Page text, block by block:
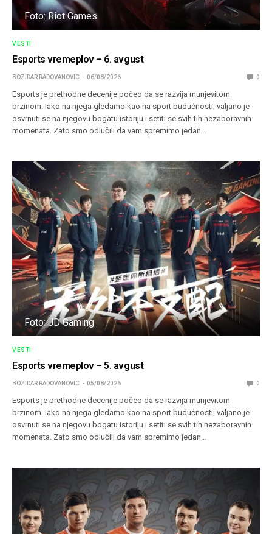
Foto: Riot Games
VESTI
Esports vremeplov – 6. avgust
BOZIDAR RADOVANOVIC 06/08/2026 0
Esports je prethodne decenije počeo da se razvija munjevitom
brzinom. Iako na njega gledamo kao na sport budućnosti, valjano je
osvrnuti se na njegovu bogatu istoriju i setiti se svih tih nezaboravnih
momenata. Zato smo odlučili da vam spremimo jedan…
Foto: JD Gaming
VESTI
Esports vremeplov – 5. avgust
BOZIDAR RADOVANOVIC 05/08/2026 0
Esports je prethodne decenije počeo da se razvija munjevitom
brzinom. Iako na njega gledamo kao na sport budućnosti, valjano je
osvrnuti se na njegovu bogatu istoriju i setiti se svih tih nezaboravnih
momenata. Zato smo odlučili da vam spremimo jedan…